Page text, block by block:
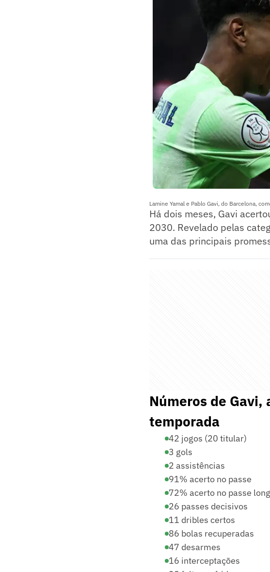
Lamine Yamal e Pablo Gavi, do Barcelona,
Há dois meses, Gavi
2030. Revelado pelas
uma das principais
Números de Gavi,
temporada
42 jogos (20 titular)
3 gols
2 assistências
91% acerto no passe
72% acerto no passe
26 passes decisivos
11 dribles certos
86 bolas recuperadas
47 desarmes
16 interceptações